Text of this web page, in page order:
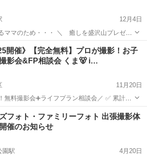
12月4日
マのため・・・ ＼ 癒しを盛沢山プレゼン
マス限定コラボイベント開催決定◎ ☐Open 10:00 ...
瀬駅 育児 ベビー
開催》【完全無料】プロが撮影！お子
影会&FP相談会 くま🐻 i…
11月20日
料撮影会➕ライフプラン相談会／ ✅ 累計
ント！ ✅ スマホ・デジカメで撮影し放題 ✅
枚プレゼント♪ ✅ 衣装・小物も無料💛 ✅ ハー
育児 カメラマン
フォト・ファミリーフォト 出張撮影体
催のお知らせ
園駅
4月20日